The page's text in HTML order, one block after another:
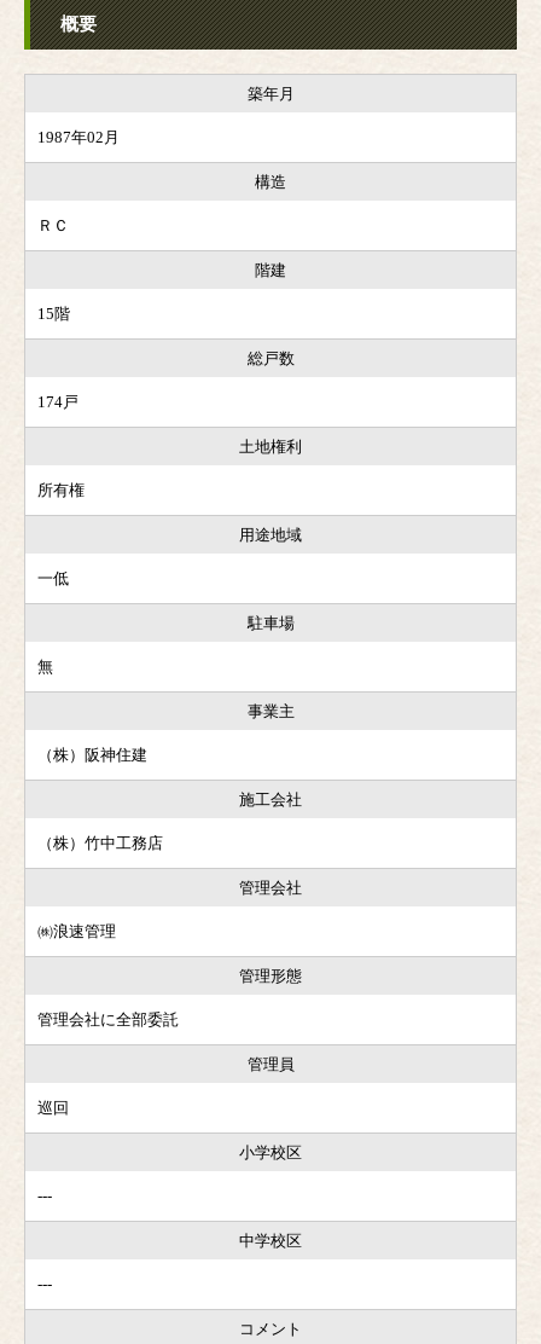
概要
築年月
1987年02月
構造
ＲＣ
階建
15階
総戸数
174戸
土地権利
所有権
用途地域
一低
駐車場
無
事業主
（株）阪神住建
施工会社
（株）竹中工務店
管理会社
㈱浪速管理
管理形態
管理会社に全部委託
管理員
巡回
小学校区
---
中学校区
---
コメント